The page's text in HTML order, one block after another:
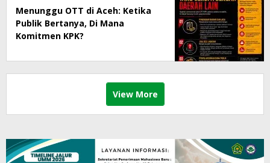
Menunggu OTT di Aceh: Ketika
Publik Bertanya, Di Mana
Komitmen KPK?
View More